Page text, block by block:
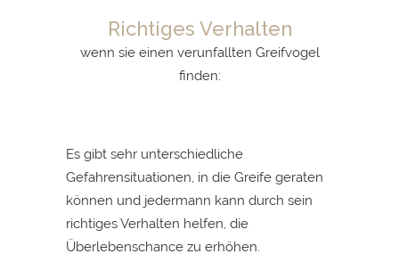
Richtiges Verhalten
wenn sie einen verunfallten Greifvogel
finden:
Es gibt sehr unterschiedliche
Gefahrensituationen, in die Greife geraten
können und jedermann kann durch sein
richtiges Verhalten helfen, die
Überlebenschance zu erhöhen.